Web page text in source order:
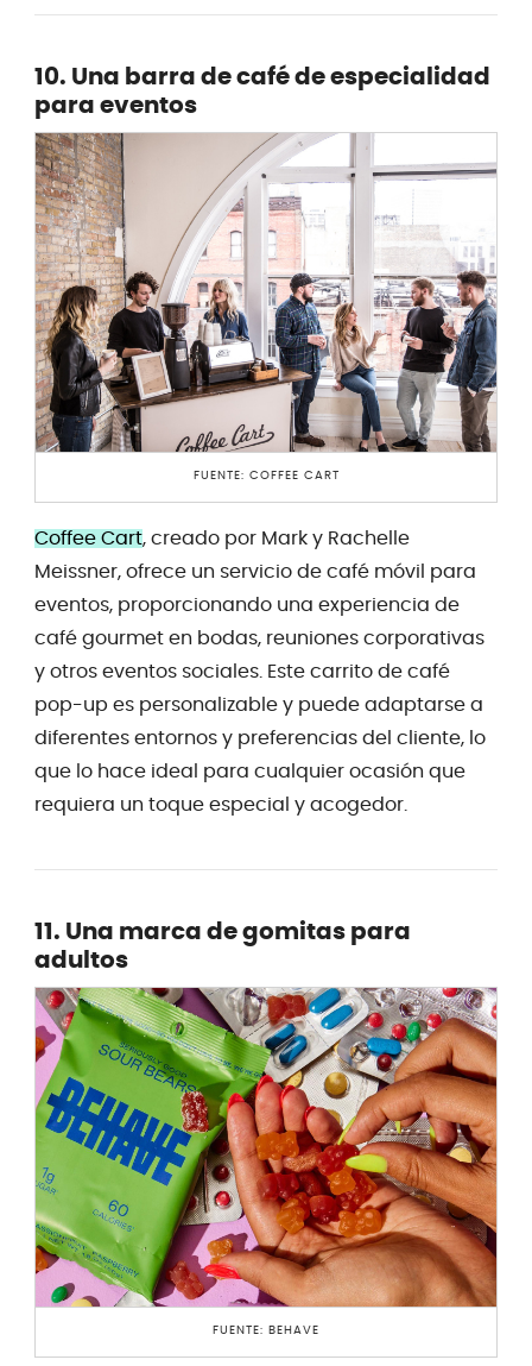
10. Una barra de café de especialidad
para eventos
FUENTE: COFFEE CART
Coffee Cart, creado por Mark y Rachelle
Meissner, ofrece un servicio de café móvil para
eventos, proporcionando una experiencia de
café gourmet en bodas, reuniones corporativas
y otros eventos sociales. Este carrito de café
pop-up es personalizable y puede adaptarse a
diferentes entornos y preferencias del cliente, lo
que lo hace ideal para cualquier ocasión que
requiera un toque especial y acogedor.
11. Una marca de gomitas para
adultos
FUENTE: BEHAVE